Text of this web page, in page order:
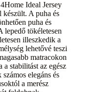
Ideal Jersey
készült. A puha és
puha és
lepedő tökéletesen
illeszkedik a
lehetővé teszi
matracokon
stabilitást az egész
elegáns és
a merész